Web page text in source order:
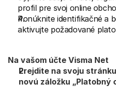
profil pre svoj online
Ponúknite identifikačné a
aktivujte požadované
Na vašom účte Visma Net
Prejdite na svoju
novú záložku „Platobný